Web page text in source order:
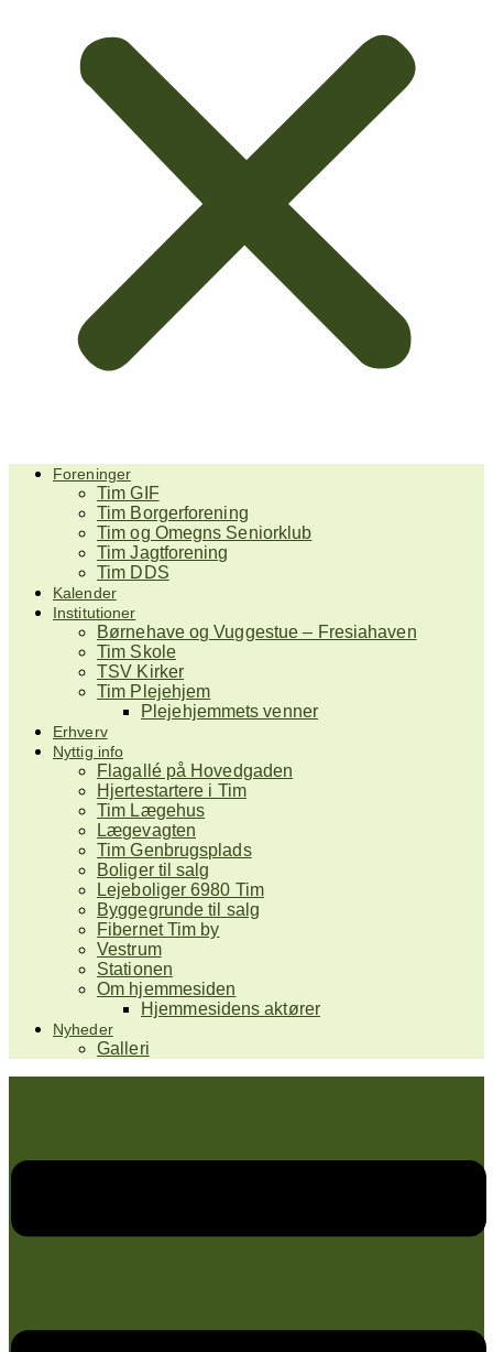
Foreninger
Tim GIF
Tim Borgerforening
Tim og Omegns Seniorklub
Tim Jagtforening
Tim DDS
Kalender
Institutioner
Børnehave og Vuggestue – Fresiahaven
Tim Skole
TSV Kirker
Tim Plejehjem
Plejehjemmets venner
Erhverv
Nyttig info
Flagallé på Hovedgaden
Hjertestartere i Tim
Tim Lægehus
Lægevagten
Tim Genbrugsplads
Boliger til salg
Lejeboliger 6980 Tim
Byggegrunde til salg
Fibernet Tim by
Vestrum
Stationen
Om hjemmesiden
Hjemmesidens aktører
Nyheder
Galleri